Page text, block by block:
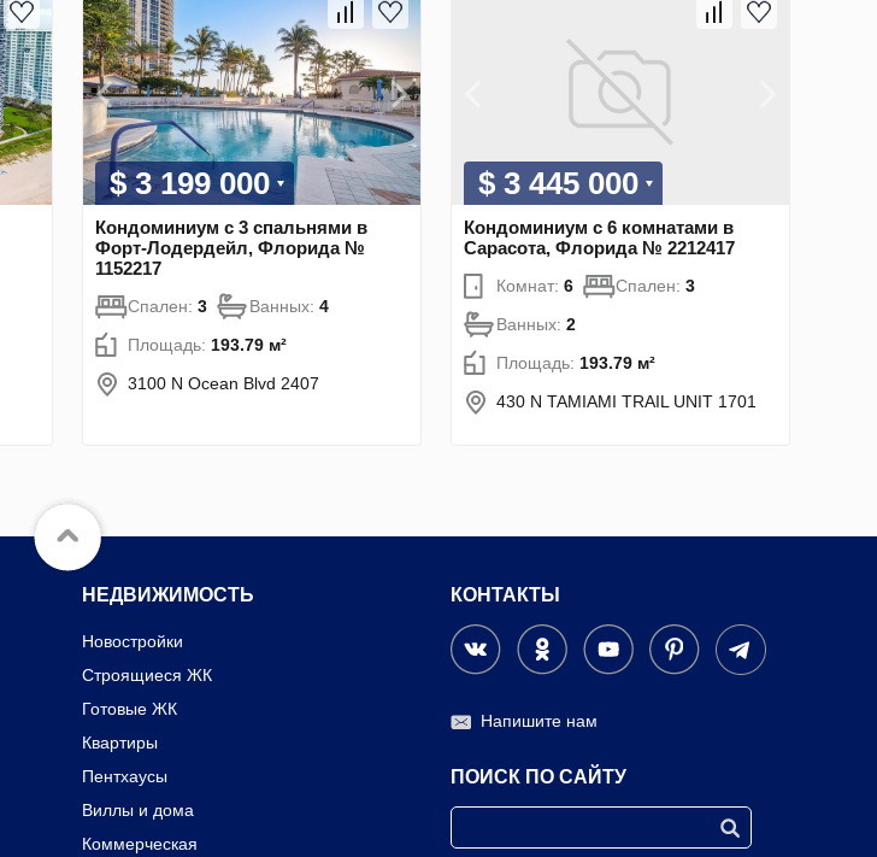
$ 3 199 000
Кондоминиум с 3 спальнями в
Форт-Лодердейл, Флорида №
1152217
Спален: 3 Ванных: 4
Площадь: 193.79 м²
3100 N Ocean Blvd 2407
$ 3 445 000
Кондоминиум с 6 комнатами в
Сарасота, Флорида № 2212417
Комнат: 6 Спален: 3
Ванных: 2
Площадь: 193.79 м²
430 N TAMIAMI TRAIL UNIT 1701
НЕДВИЖИМОСТЬ
Новостройки
Строящиеся ЖК
Готовые ЖК
Квартиры
Пентхаусы
Виллы и дома
Коммерческая
КОНТАКТЫ
Напишите нам
ПОИСК ПО САЙТУ